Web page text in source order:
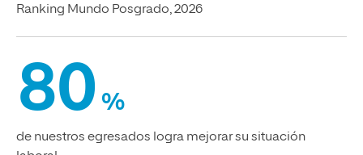
Ranking Mundo Posgrado, 2026
80 %
de nuestros egresados logra mejorar su situación